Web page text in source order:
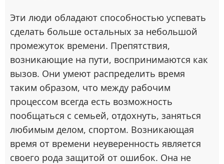
Эти люди обладают способностью успевать
сделать больше остальных за небольшой
промежуток времени. Препятствия,
возникающие на пути, воспринимаются как
вызов. Они умеют распределить время
таким образом, что между рабочим
процессом всегда есть возможность
пообщаться с семьей, отдохнуть, заняться
любимым делом, спортом. Возникающая
время от времени неуверенность является
своего рода защитой от ошибок. Она не